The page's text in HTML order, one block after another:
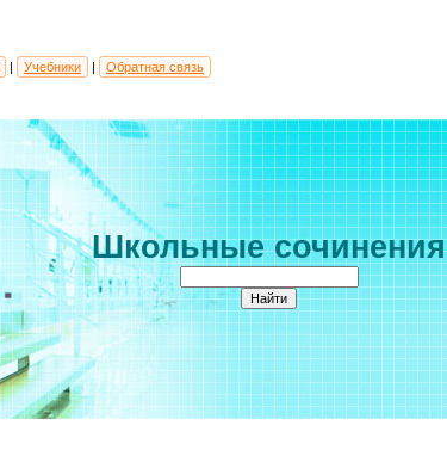
| Учебники | Обратная связь
Школьные сочинения